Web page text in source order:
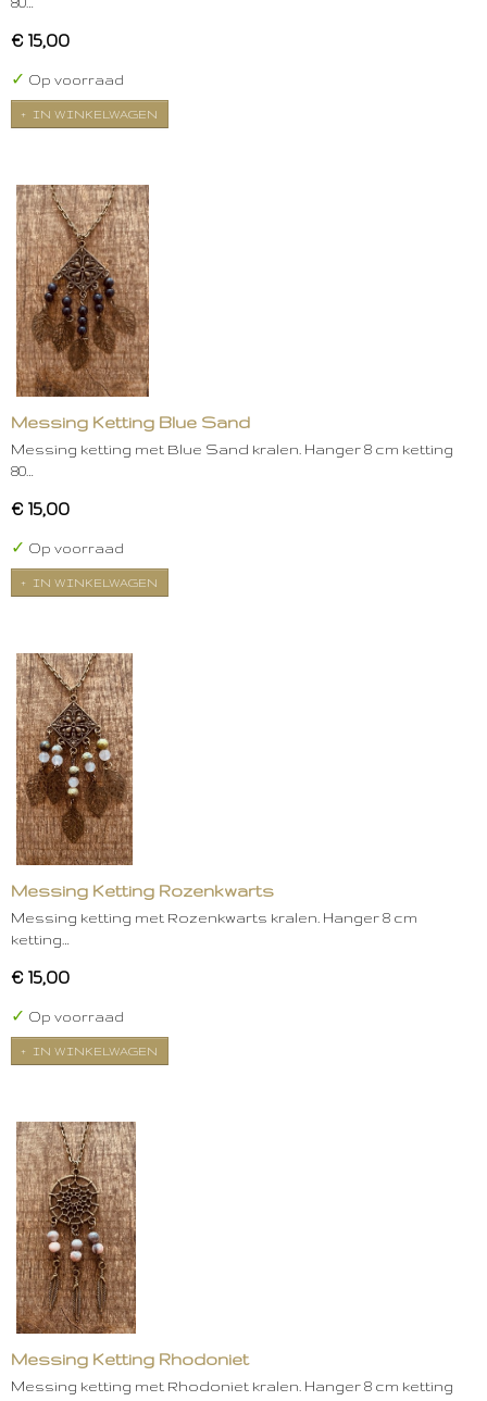
€ 15,00
✓ Op voorraad
IN WINKELWAGEN
Messing Ketting Blue Sand
Messing ketting met Blue Sand kralen. Hanger 8 cm ketting
80…
€ 15,00
✓ Op voorraad
IN WINKELWAGEN
Messing Ketting Rozenkwarts
Messing ketting met Rozenkwarts kralen. Hanger 8 cm
ketting…
€ 15,00
✓ Op voorraad
IN WINKELWAGEN
Messing Ketting Rhodoniet
Messing ketting met Rhodoniet kralen. Hanger 8 cm ketting